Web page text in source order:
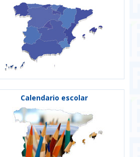
Calendario escolar